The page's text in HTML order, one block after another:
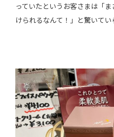
っていたというお客さまは「
けられるなんて！」と驚いてい